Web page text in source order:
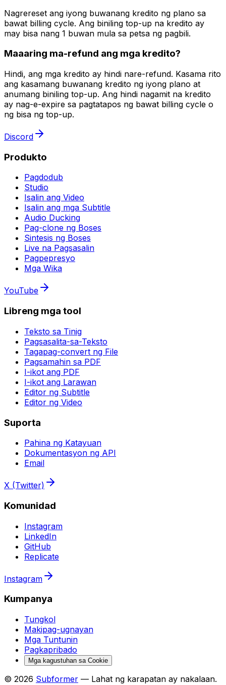
Nagrereset ang iyong buwanang kredito ng plano sa
bawat billing cycle. Ang biniling top-up na kredito ay
may bisa nang 1 buwan mula sa petsa ng pagbili.
Maaaring ma-refund ang mga kredito?
Hindi, ang mga kredito ay hindi nare-refund. Kasama rito
ang kasamang buwanang kredito ng iyong plano at
anumang biniling top-up. Ang hindi nagamit na kredito
ay nag-e-expire sa pagtatapos ng bawat billing cycle o
ng bisa ng top-up.
Discord
Produkto
Pagdodub
Studio
Isalin ang Video
Isalin ang mga Subtitle
Audio Ducking
Pag-clone ng Boses
Sintesis ng Boses
Live na Pagsasalin
Pagpepresyo
Mga Wika
YouTube
Libreng mga tool
Teksto sa Tinig
Pagsasalita-sa-Teksto
Tagapag-convert ng File
Pagsamahin sa PDF
I-ikot ang PDF
I-ikot ang Larawan
Editor ng Subtitle
Editor ng Video
Suporta
Pahina ng Katayuan
Dokumentasyon ng API
Email
X (Twitter)
Komunidad
Instagram
LinkedIn
GitHub
Replicate
Instagram
Kumpanya
Tungkol
Makipag-ugnayan
Mga Tuntunin
Pagkapribado
Mga kagustuhan sa Cookie
© 2026 Subformer — Lahat ng karapatan ay nakalaan.